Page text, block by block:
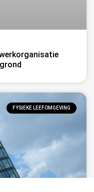
FYSIEKE LEEFOMGEVING